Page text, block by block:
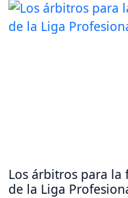
Los árbitros para la
de la Liga